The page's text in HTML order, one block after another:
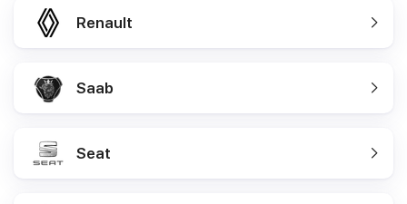
Renault
Saab
Seat